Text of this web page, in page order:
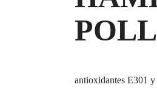
antioxidantes E301